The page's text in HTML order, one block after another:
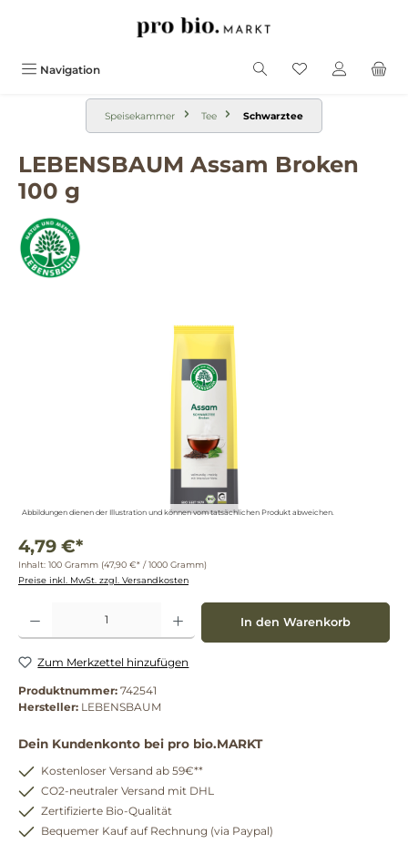
Navigation
Speisekammer Tee Schwarztee
LEBENSBAUM Assam Broken
100 g
Abbildungen dienen der Illustration und können vom tatsächlichen Produkt abweichen.
4,79 €*
Inhalt: 100 Gramm (47,90 €* / 1000 Gramm)
Preise inkl. MwSt. zzgl. Versandkosten
Produkt Anzahl: Gib den gewünschten Wert ein oder benutze die Schaltflächen um
In den Warenkorb
Zum Merkzettel hinzufügen
Produktnummer: 742541
Hersteller: LEBENSBAUM
Dein Kundenkonto bei pro bio.MARKT
Kostenloser Versand ab 59€**
CO2-neutraler Versand mit DHL
Zertifizierte Bio-Qualität
Bequemer Kauf auf Rechnung (via Paypal)